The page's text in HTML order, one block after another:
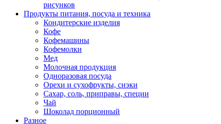
рисунков
Продукты питания, посуда и техника
Кондитерские изделия
Кофе
Кофемашины
Кофемолки
Мед
Молочная продукция
Одноразовая посуда
Орехи и сухофрукты, снэки
Сахар, соль, приправы, специи
Чай
Шоколад порционный
Разное